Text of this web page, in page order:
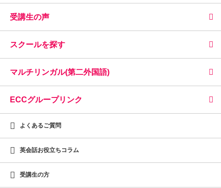
受講生の声
スクールを探す
マルチリンガル(第二外国語)
ECCグループリンク
よくあるご質問
英会話お役立ちコラム
受講生の方